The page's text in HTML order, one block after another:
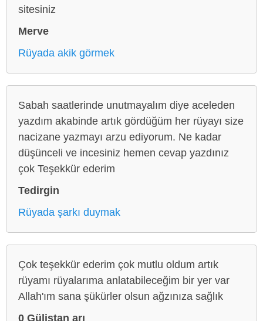
sitesiniz
Merve
Rüyada akik görmek
Sabah saatlerinde unutmayalım diye aceleden
yazdım akabinde artık gördüğüm her rüyayı size
nacizane yazmayı arzu ediyorum. Ne kadar
düşünceli ve incesiniz hemen cevap yazdınız
çok Teşekkür ederim
Tedirgin
Rüyada şarkı duymak
Çok teşekkür ederim çok mutlu oldum artık
rüyamı rüyalarıma anlatabileceğim bir yer var
Allah'ım sana şükürler olsun ağzınıza sağlık
0 Gülistan arı